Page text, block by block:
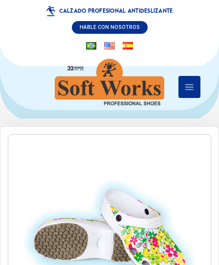
CALZADO PROFESIONAL ANTIDESLIZANTE
HABLE CON NOSOTROS